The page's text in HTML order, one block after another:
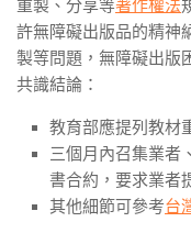
重製、分享等著作權法
許無障礙出版品的精神
製等問題，無障礙出版
共識結論：
教育部應提列教材
三個月內召集業者
書合約，要求業者
其他細節可參考台